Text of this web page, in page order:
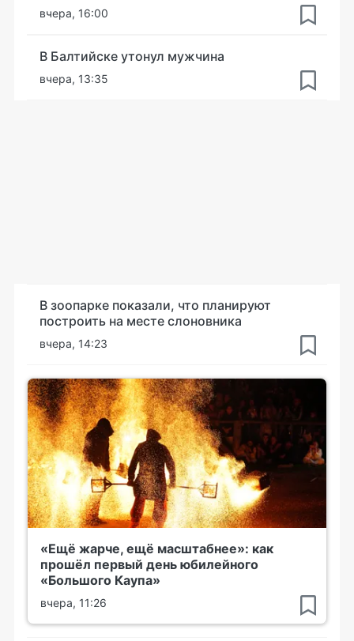
вчера, 16:00
В Балтийске утонул мужчина
вчера, 13:35
В зоопарке показали, что планируют
построить на месте слоновника
вчера, 14:23
«Ещё жарче, ещё масштабнее»: как
прошёл первый день юбилейного
«Большого Каупа»
вчера, 11:26